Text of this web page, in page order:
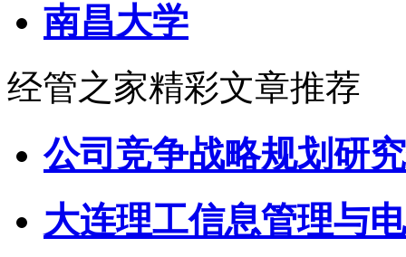
南昌大学
经管之家精彩文章推荐
公司竞争战略规划研
大连理工信息管理与